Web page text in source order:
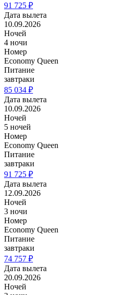
91 725 ₽
Дата вылета
10.09.2026
Ночей
4 ночи
Номер
Economy Queen
Питание
завтраки
85 034 ₽
Дата вылета
10.09.2026
Ночей
5 ночей
Номер
Economy Queen
Питание
завтраки
91 725 ₽
Дата вылета
12.09.2026
Ночей
3 ночи
Номер
Economy Queen
Питание
завтраки
74 757 ₽
Дата вылета
20.09.2026
Ночей